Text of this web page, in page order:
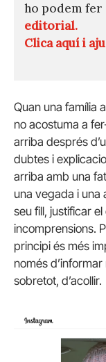
ho podem fer
editorial.
Clica aquí i
Quan una família
no acostuma a
arriba després
dubtes i
arriba amb una
una vegada i una
seu fill, justificar
incomprensions.
principi és més
només
sobretot, d’acollir.